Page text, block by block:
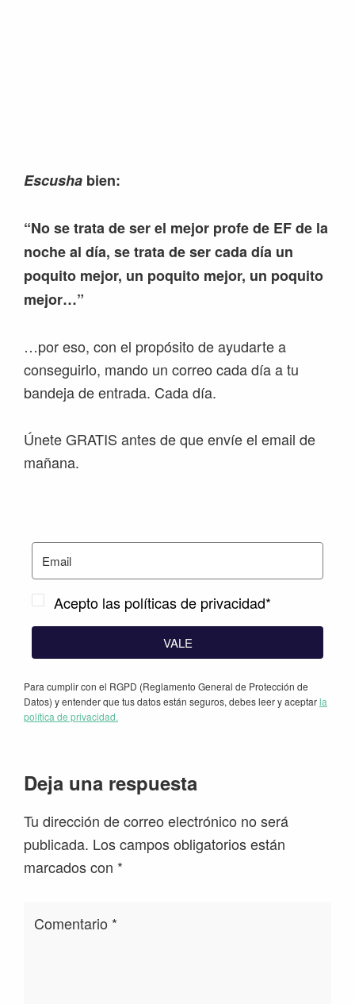
Escusha bien:
“No se trata de ser el mejor profe de EF de la
noche al día, se trata de ser cada día un
poquito mejor, un poquito mejor, un poquito
mejor…”
…por eso, con el propósito de ayudarte a
conseguirlo, mando un correo cada día a tu
bandeja de entrada. Cada día.
Únete GRATIS antes de que envíe el email de
mañana.
Acepto las políticas de privacidad*
VALE
Para cumplir con el RGPD (Reglamento General de Protección de
Datos) y entender que tus datos están seguros, debes leer y aceptarla
política de privacidad.
Interacciones
los
lectores
Deja una respuesta
Tu dirección de correo electrónico no será
publicada. Los campos obligatorios están
marcados con *